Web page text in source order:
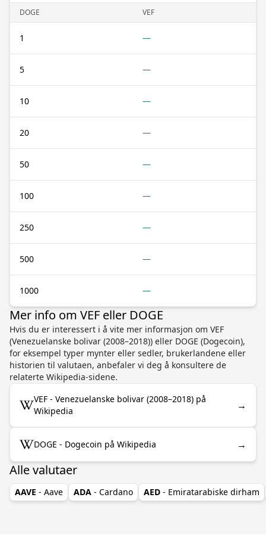
DOGE VEF
1 —
5 —
10 —
20 —
50 —
100 —
250 —
500 —
1000 —
Mer info om VEF eller DOGE
Hvis du er interessert i å vite mer informasjon om VEF
(Venezuelanske bolivar (2008–2018)) eller DOGE (Dogecoin),
for eksempel typer mynter eller sedler, brukerlandene eller
historien til valutaen, anbefaler vi deg å konsultere de
relaterte Wikipedia-sidene.
VEF - Venezuelanske bolivar (2008–2018) på
Wikipedia
→
DOGE - Dogecoin på Wikipedia →
Alle valutaer
AAVE - Aave ADA - Cardano AED - Emiratarabiske dirham